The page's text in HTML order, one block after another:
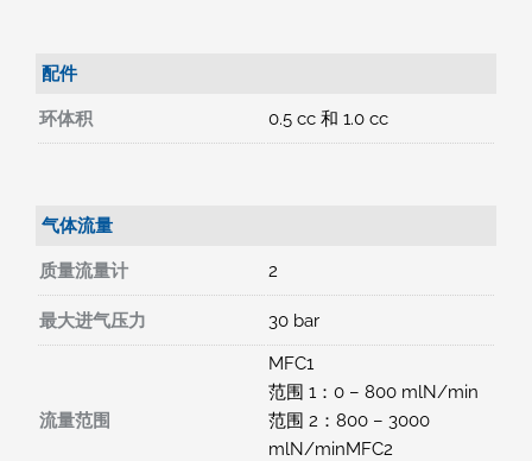
配件
环体积 0.5 cc 和 1.0 cc
气体流量
质量流量计 2
最大进气压力 30 bar
流量范围
MFC1
范围 1：0 – 800 mlN/min
范围 2：800 – 3000
mlN/minMFC2